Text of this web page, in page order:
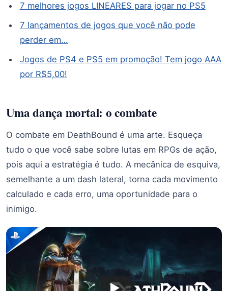
7 melhores jogos LINEARES para jogar no PS5
7 lançamentos de jogos que você não pode
perder em…
Jogos de PS4 e PS5 em promoção! Tem jogo AAA
por R$5,00!
Uma dança mortal: o combate
O combate em DeathBound é uma arte. Esqueça
tudo o que você sabe sobre lutas em RPGs de ação,
pois aqui a estratégia é tudo. A mecânica de esquiva,
semelhante a um dash lateral, torna cada movimento
calculado e cada erro, uma oportunidade para o
inimigo.